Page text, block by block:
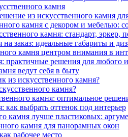
камня
из искусственного камня
камня с декором и мебелью:
камня: стандарт, эркер,
заказ: идеальные габариты и
камня центром внимания в
практичные решения для любого
ведут себя в быту
из искусственного камня?
камня?
камня: оптимальное
выбрать оттенок под интерьер
камня лучше пластиковых:
камня для панорамных окон
рабочее место